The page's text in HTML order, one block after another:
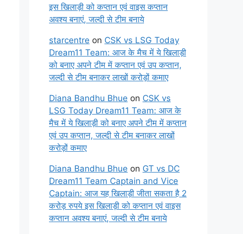
इस खिलाड़ी को कप्तान एवं वाइस कप्तान
अवश्य बनाएं, जल्दी से टीम बनाये
starcentre on CSK vs LSG Today
Dream11 Team: आज के मैच में ये खिलाड़ी
को बनाए अपने टीम में कप्तान एवं उप कप्तान,
जल्दी से टीम बनाकर लाखों करोड़ों कमाए
Diana Bandhu Bhue on CSK vs
LSG Today Dream11 Team: आज के
मैच में ये खिलाड़ी को बनाए अपने टीम में कप्तान
एवं उप कप्तान, जल्दी से टीम बनाकर लाखों
करोड़ों कमाए
Diana Bandhu Bhue on GT vs DC
Dream11 Team Captain and Vice
Captain: आज यह खिलाड़ी जीता सकता है 2
करोड़ रुपये इस खिलाड़ी को कप्तान एवं वाइस
कप्तान अवश्य बनाएं, जल्दी से टीम बनाये